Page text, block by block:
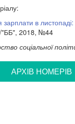
зарплати в
"ББ", 2018, №44
соціальної
АРХIВ НОМЕРIВ